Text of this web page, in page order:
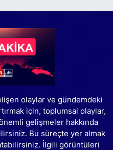
olaylar ve gündemdeki
için, toplumsal olaylar,
gelişmeler hakkında
Bu süreçte yer almak
İlgili görüntüleri